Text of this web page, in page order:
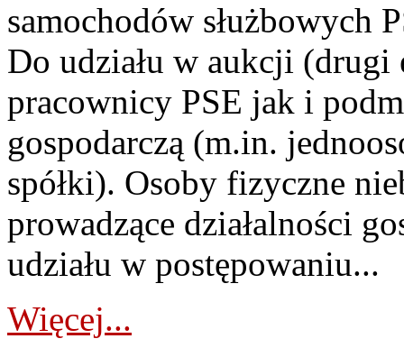
samochodów służbowych
Do udziału w aukcji (drugi
pracownicy PSE jak i
gospodarczą (m.in.
spółki). Osoby fizyczne
prowadzące działalności
udziału w postępowaniu...
Więcej...